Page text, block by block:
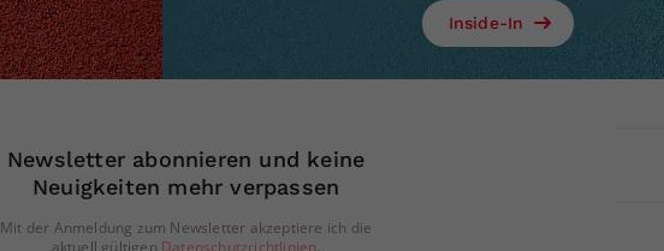
Inside-In
Newsletter abonnieren und keine
Neuigkeiten mehr verpassen
Mit der Anmeldung zum Newsletter akzeptiere ich die
aktuell gültigen Datenschutzrichtlinien.